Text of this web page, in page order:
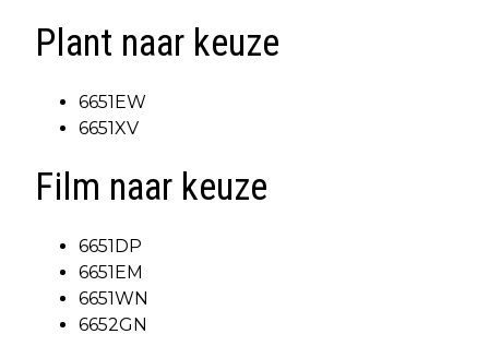
Plant naar keuze
6651EW
6651XV
Film naar keuze
6651DP
6651EM
6651WN
6652GN